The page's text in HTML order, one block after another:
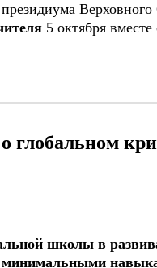
5 октября
глобальном
школы в
минимальными